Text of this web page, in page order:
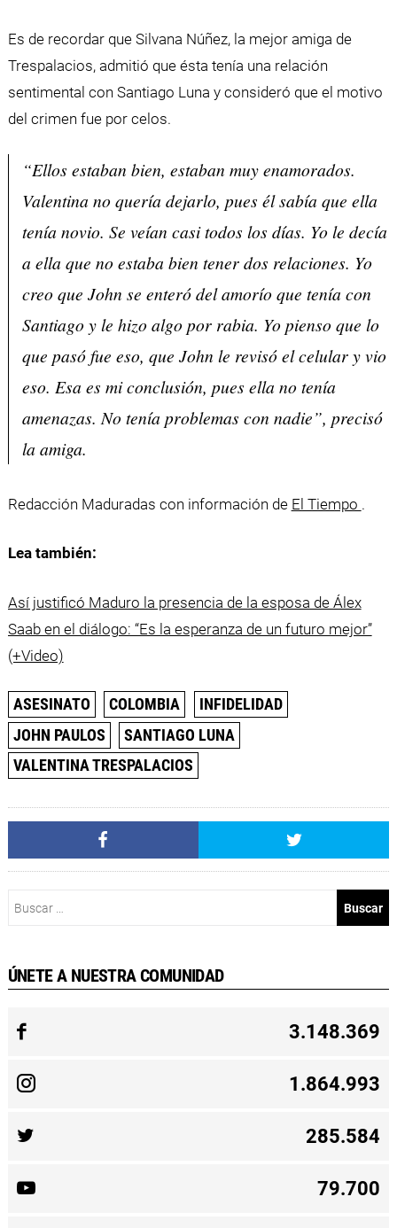
Es de recordar que Silvana Núñez, la mejor amiga de
Trespalacios, admitió que ésta tenía una relación
sentimental con Santiago Luna y consideró que el motivo
del crimen fue por celos.
“Ellos estaban bien, estaban muy enamorados.
Valentina no quería dejarlo, pues él sabía que ella
tenía novio. Se veían casi todos los días. Yo le decía
a ella que no estaba bien tener dos relaciones. Yo
creo que John se enteró del amorío que tenía con
Santiago y le hizo algo por rabia. Yo pienso que lo
que pasó fue eso, que John le revisó el celular y vio
eso. Esa es mi conclusión, pues ella no tenía
amenazas. No tenía problemas con nadie”, precisó
la amiga.
Redacción Maduradas con información de El Tiempo .
Lea también:
Así justificó Maduro la presencia de la esposa de Álex
Saab en el diálogo: “Es la esperanza de un futuro mejor”
(+Video)
ASESINATO COLOMBIA
INFIDELIDAD
JOHN PAULOS
SANTIAGO LUNA
VALENTINA TRESPALACIOS
ÚNETE A NUESTRA COMUNIDAD
3.148.369
1.864.993
285.584
79.700